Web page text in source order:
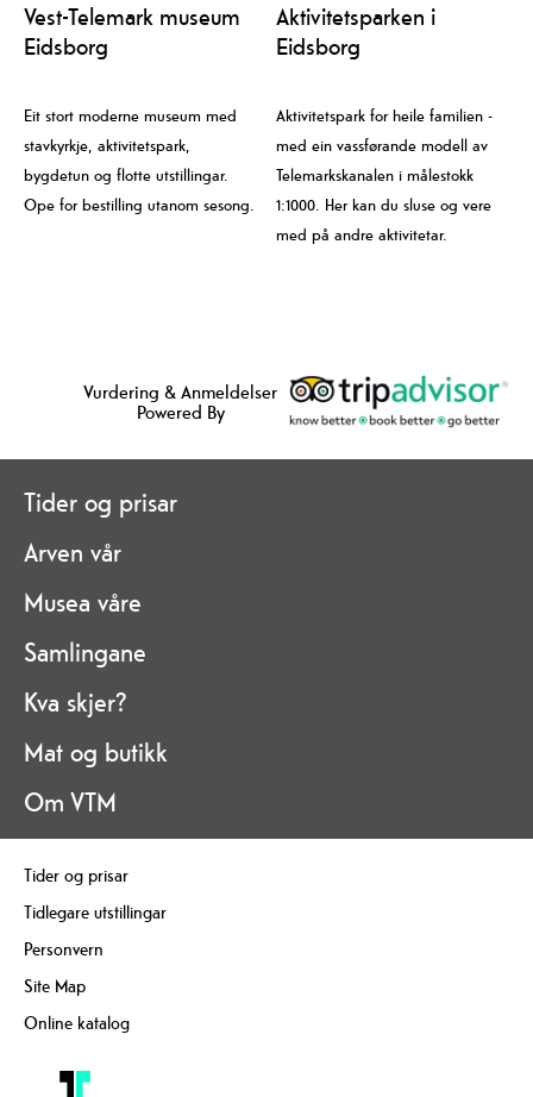
Vest-Telemark museum
Eidsborg
Eit stort moderne museum med
stavkyrkje, aktivitetspark,
bygdetun og flotte utstillingar.
Ope for bestilling utanom sesong.
Aktivitetsparken i
Eidsborg
Aktivitetspark for heile familien -
med ein vassførande modell av
Telemarkskanalen i målestokk
1:1000. Her kan du sluse og vere
med på andre aktivitetar.
Vurdering & Anmeldelser
Powered By
Tider og prisar
Arven vår
Musea våre
Samlingane
Kva skjer?
Mat og butikk
Om VTM
Tider og prisar
Tidlegare utstillingar
Personvern
Site Map
Online katalog